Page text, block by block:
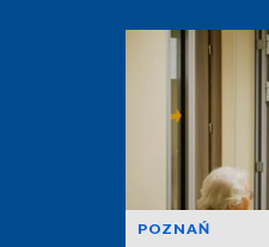
POZNAŃ